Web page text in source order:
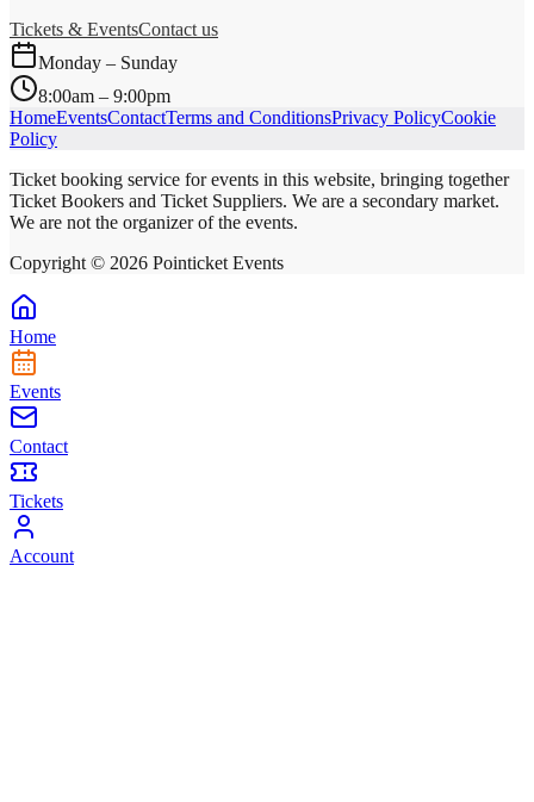
Tickets & EventsContact us
Monday – Sunday
8:00am – 9:00pm
HomeEventsContactTerms and ConditionsPrivacy PolicyCookie
Policy
Ticket booking service for events in this website, bringing together
Ticket Bookers and Ticket Suppliers. We are a secondary market.
We are not the organizer of the events.
Copyright © 2026 Pointicket Events
Home
Events
Contact
Tickets
Account